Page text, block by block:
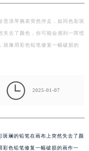
贵浪琴腕表突然停走，如同色彩斑
失去了颜色，你可能会感到一阵慌
就像用彩色铅笔修复一幅破损的
 2025-01-07
斑斓的铅笔在画布上突然失去了颜
彩色铅笔修复一幅破损的画作一